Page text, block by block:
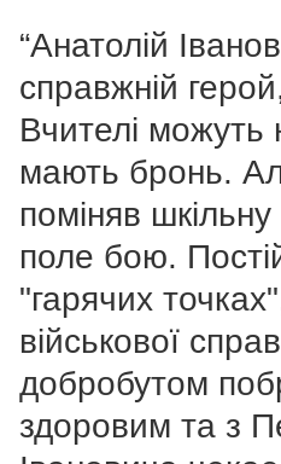
“Анатолій
справжній
Вчителі
мають бронь.
поміняв
поле бою.
"гарячих
військової
добробутом
здоровим та з